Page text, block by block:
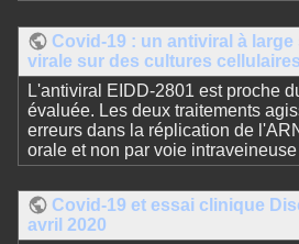
Covid-19 : un antiviral à
virale sur des cultures
L'antiviral EIDD-2801 est proche
évaluée. Les deux traitements
erreurs dans la réplication de
orale et non par voie
Covid-19 et essai clinique
avril 2020